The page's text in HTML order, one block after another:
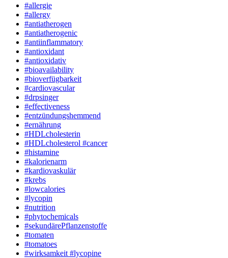
#allergie
#allergy
#antiatherogen
#antiatherogenic
#antiinflammatory
#antioxidant
#antioxidativ
#bioavailability
#bioverfügbarkeit
#cardiovascular
#drpsinger
#effectiveness
#entzündungshemmend
#ernährung
#HDLcholesterin
#HDLcholesterol #cancer
#histamine
#kalorienarm
#kardiovaskulär
#krebs
#lowcalories
#lycopin
#nutrition
#phytochemicals
#sekundärePflanzenstoffe
#tomaten
#tomatoes
#wirksamkeit #lycopine